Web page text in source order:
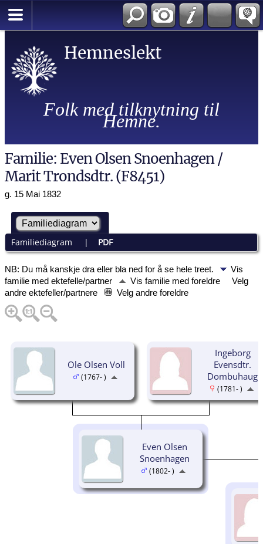
Hemneslekt
Folk med tilknytning til
Hemne.
Familie: Even Olsen Snoenhagen /
Marit Trondsdtr. (F8451)
g. 15 Mai 1832
Familiediagram | PDF
NB: Du må kanskje dra eller bla ned for å se hele treet.
Vis
familie med ektefelle/partner
Vis familie med foreldre
Velg
andre ektefeller/partnere
Velg andre foreldre
Ole Olsen Voll
(1767- )
Ingeborg
Evensdtr.
Dombuhaug
(1781- )
Even Olsen
Snoenhagen
(1802- )